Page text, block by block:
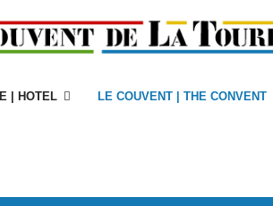
| HOTEL LE COUVENT | THE CONVENT